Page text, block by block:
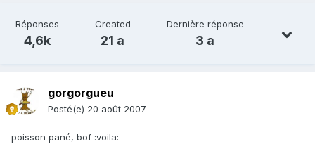
Réponses
4,6k
Created
21 a
Dernière réponse
3 a
gorgorgueu
Posté(e) 20 août 2007
poisson pané, bof :voila: